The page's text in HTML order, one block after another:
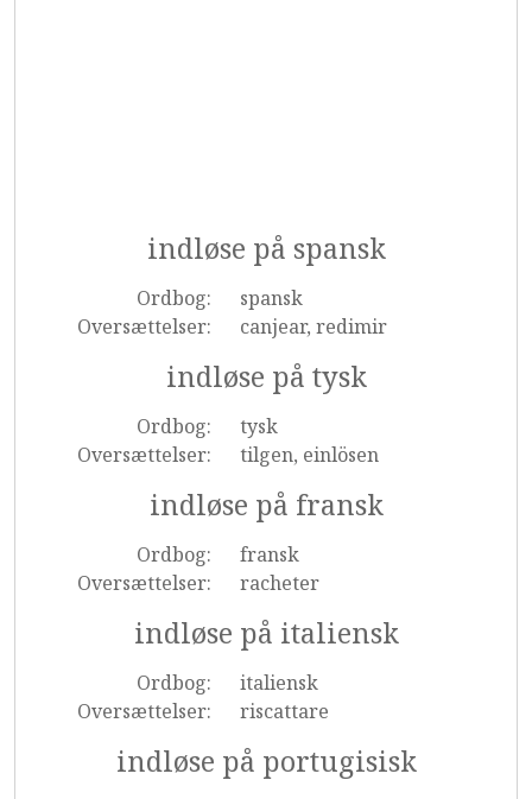
indløse på spansk
Ordbog:
spansk
Oversættelser:
canjear, redimir
indløse på tysk
Ordbog:
tysk
Oversættelser:
tilgen, einlösen
indløse på fransk
Ordbog:
fransk
Oversættelser:
racheter
indløse på italiensk
Ordbog:
italiensk
Oversættelser:
riscattare
indløse på portugisisk